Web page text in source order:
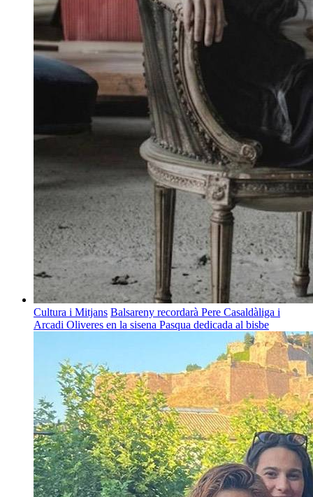
Cultura i Mitjans Balsareny recordarà Pere Casaldàliga i
Arcadi Oliveres en la sisena Pasqua dedicada al bisbe